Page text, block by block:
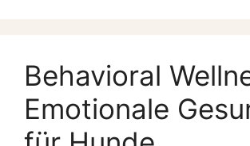
Behavioral
Emotionale